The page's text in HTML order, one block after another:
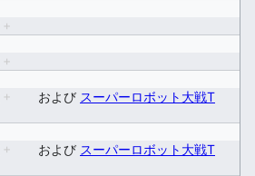
+
+
+ および スーパーロボット大戦T
+ および スーパーロボット大戦T